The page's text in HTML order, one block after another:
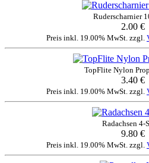
Ruderscharnier
2.00 €
Preis inkl. 19.00% MwSt. zzgl.
TopFlite Nylon
3.40 €
Preis inkl. 19.00% MwSt. zzgl.
Radachsen 4-
9.80 €
Preis inkl. 19.00% MwSt. zzgl.